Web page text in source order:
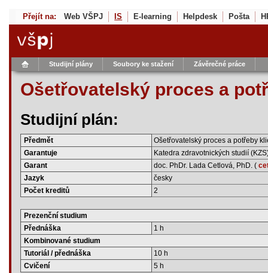
Přejít na: Web VŠPJ IS E-learning Helpdesk Pošta
Studijní plány Soubory ke stažení Závěrečné práce
Ošetřovatelský proces a
Studijní plán:
Předmět
Ošetřovatelský proces a potřeby
Garantuje
Katedra zdravotnických studií
Garant
doc. PhDr. Lada Cetlová, PhD. (
Jazyk
česky
Počet kreditů
2
Prezenční studium
Přednáška
1 h
Kombinované studium
Tutoriál / přednáška
10 h
Cvičení
5 h